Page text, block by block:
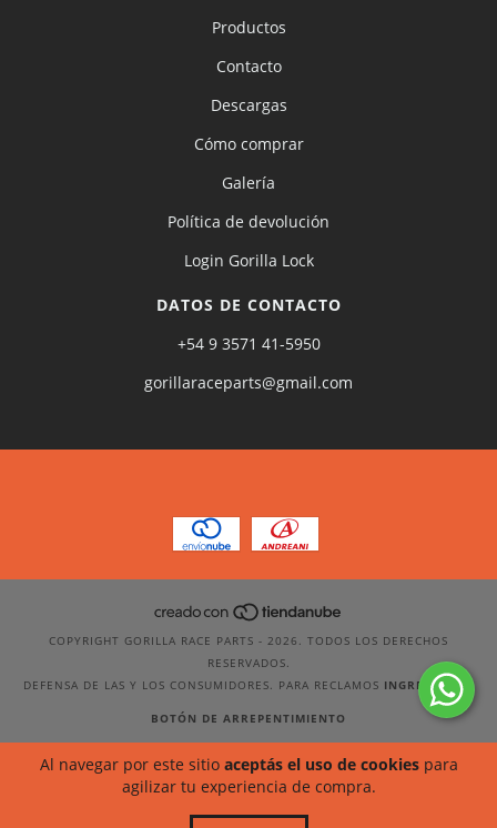
Al navegar por este sitio aceptás el uso de cookiespara
agilizar tu experiencia de compra.
Productos
Contacto
Descargas
Cómo comprar
Galería
Política de devolución
Login Gorilla Lock
DATOS DE CONTACTO
+54 9 3571 41-5950
gorillaraceparts@gmail.com
COPYRIGHT GORILLA RACE PARTS - 2026. TODOS LOS DERECHOS
RESERVADOS.
DEFENSA DE LAS Y LOS CONSUMIDORES. PARA RECLAMOS INGRESÁ ACÁ.
BOTÓN DE ARREPENTIMIENTO